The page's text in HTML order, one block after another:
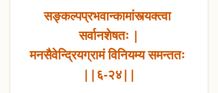
सङ्कल्पप्रभवान्कामांस्त्यक्त्वा
सर्वानशेषतः |
मनसैवेन्द्रियग्रामं विनियम्य समन्ततः
||६-२४||